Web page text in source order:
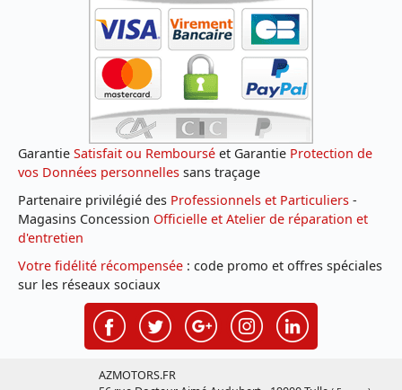
Garantie Satisfait ou Remboursé et Garantie Protection de
vos Données personnelles sans traçage
Partenaire privilégié des Professionnels et Particuliers -
Magasins Concession Officielle et Atelier de réparation et
d'entretien
Votre fidélité récompensée : code promo et offres spéciales
sur les réseaux sociaux
AZMOTORS.FR